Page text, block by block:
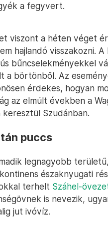
a fegyvert.
viszont a héten véget
hajlandó visszakozni. A
bűncselekményekkel
a börtönből. Az
érdekes, hogyan
az elmúlt években a
Szudánban.
puccs
legnagyobb
északnyugati
terhelt Száhel-
is nevezik,
jut ivóvíz.